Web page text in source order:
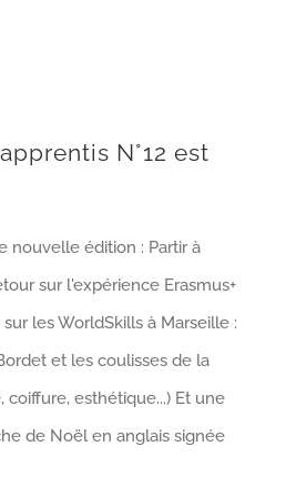
N°12 est
nouvelle édition : Partir à
sur l'expérience Erasmus+
les WorldSkills à Marseille :
et les coulisses de la
esthétique...) Et une
de Noël en anglais signée